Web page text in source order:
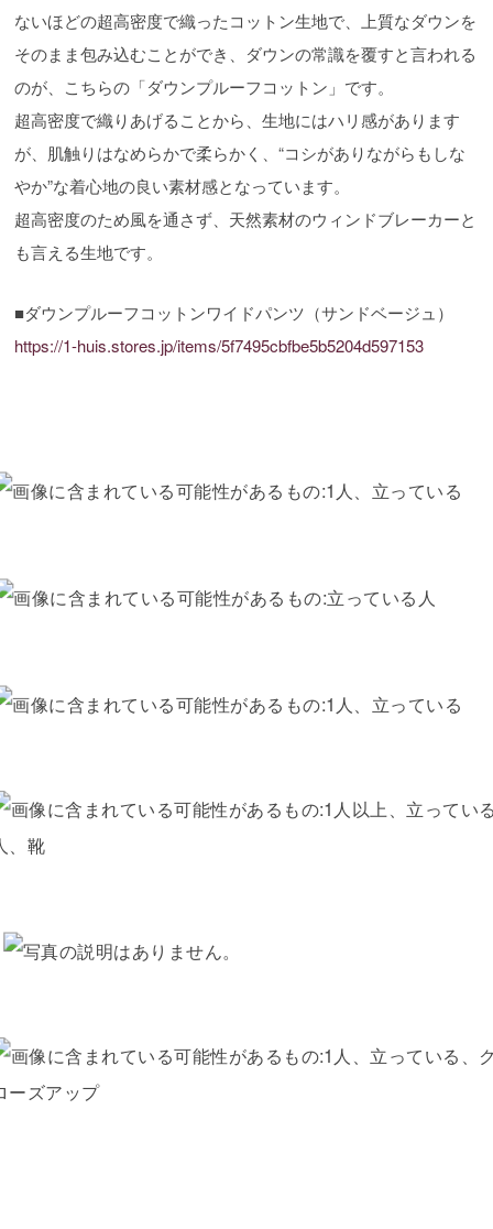
ないほどの超高密度で織ったコットン生地で、上質なダウンを
そのまま包み込むことができ、ダウンの常識を覆すと言われる
のが、こちらの「ダウンプルーフコットン」です。
超高密度で織りあげることから、生地にはハリ感があります
が、肌触りはなめらかで柔らかく、“コシがありながらもしな
やか”な着心地の良い素材感となっています。
超高密度のため風を通さず、天然素材のウィンドブレーカーと
も言える生地です。
■ダウンプルーフコットンワイドパンツ（サンドベージュ）
https://1-huis.stores.jp/items/5f7495cbfbe5b5204d597153